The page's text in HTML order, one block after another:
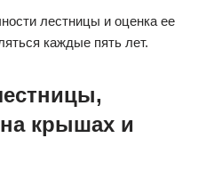
лестницы и оценка ее
каждые пять лет.
крышах и